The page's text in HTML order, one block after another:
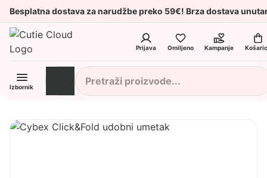
Besplatna dostava za narudžbe preko 59€! Brza dostava
Prijava Omiljeno Kampanje
Izbornik